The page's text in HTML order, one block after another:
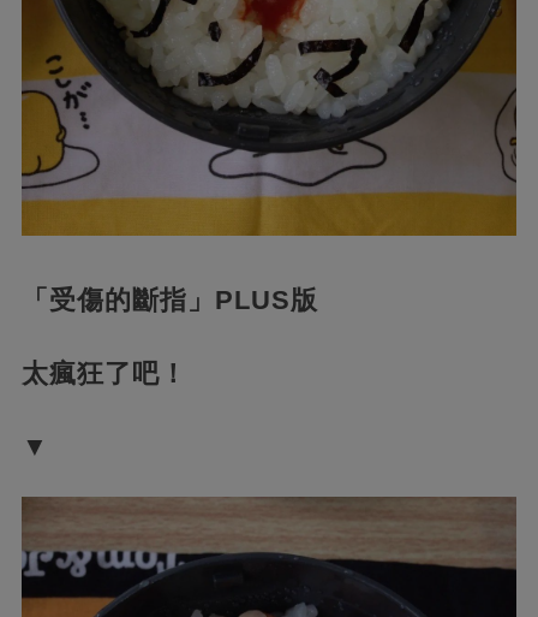
「受傷的斷指」PLUS版
太瘋狂了吧！
▼